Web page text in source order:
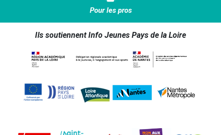
Pour les pros
Ils soutiennent Info Jeunes Pays de la Loire